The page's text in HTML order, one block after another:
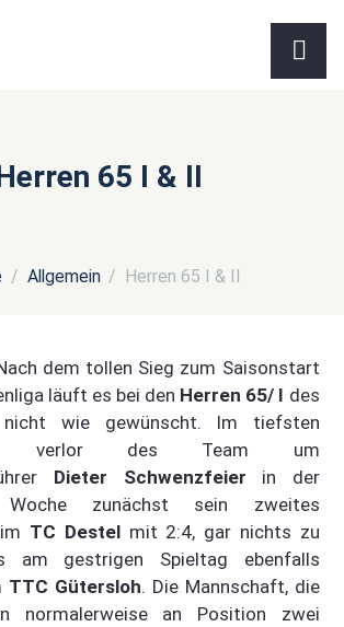
65 I & II
Allgemein Herren 65 I & II
dem tollen Sieg zum Saisonstart
läuft es bei den Herren 65/ I des
nicht wie gewünscht. Im tiefsten
verlor des Team um
Dieter Schwenzfeier in der
Woche zunächst sein zweites
TC Destelmit 2:4, gar nichts zu
am gestrigen Spieltag ebenfalls
TTC Gütersloh. Die Mannschaft, die
normalerweise an Position zwei